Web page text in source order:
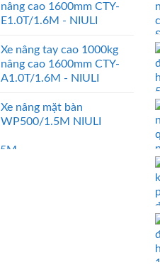
nâng cao 1600mm CTY-
E1.0T/1.6M - NIULI
Xe nâng tay cao 1000kg
nâng cao 1600mm CTY-
A1.0T/1.6M - NIULI
Xe nâng mặt bàn
WP500/1.5M NIULI